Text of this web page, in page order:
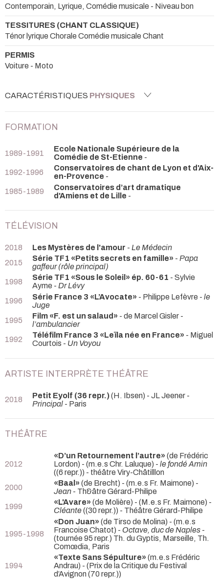
Contemporain, Lyrique, Comédie musicale - Niveau bon
TESSITURES (CHANT CLASSIQUE)
Ténor lyrique Chorale Comédie musicale Chant
PERMIS
Voiture - Moto
CARACTÉRISTIQUES PHYSIQUES
FORMATION
1989-1991
Ecole Nationale Supérieure de la
Comédie de St-Etienne -
1992-1996
Conservatoires de chant de Lyon et d'Aix-
en-Provence -
1985-1989
Conservatoires d’art dramatique
d'Amiens et de Lille -
TÉLÉVISION
2018 Les Mystères de l'amour - Le Médecin
2015
Série TF1 «Petits secrets en famille» - Papa
gaffeur (rôle principal)
1998
Série TF1 «Sous le Soleil» ép. 60-61 - Sylvie
Ayme - Dr Lévy
1996
Série France 3 «L’Avocate» - Philippe Lefèvre - le
Juge
1995
Film «F. est un salaud» - de Marcel Gisler -
l’ambulancier
1992
Téléfilm France 3 «Leïla née en France» - Miguel
Courtois - Un Voyou
ARTISTE INTERPRÈTE THÉÂTRE
2018 Petit Eyolf (36 repr.)(H. Ibsen) - JL Jeener -
Principal - Paris
THÉÂTRE
2012
«D’un Retournement l’autre» (de Frédéric
Lordon) - (m.e.s Chr. Laluque) - le fondé Amin
((6 repr.)) - théâtre Viry-Châtilllon
2000
«Baal» (de Brecht) - (m.e.s Fr. Maimone) -
Jean - Th&âtre Gérard-Philipe
1999
«L'Avare» (de Molière) - (M.e.s Fr. Maimone) -
Cléante((30 repr.)) - Théâtre Gérard-Philipe
1995-1998
«Don Juan» (de Tirso de Molina) - (m.e.s
Francoise Chatot) - Octave, duc de Naples -
(tournée 95 repr.) Th. du Gyptis, Marseille, Th.
Comœdia, Paris
1994
«Texte Sans Sépulture» (m.e.s Frédéric
Andrau) - (Prix de la Critique du Festival
d’Avignon (70 repr.))